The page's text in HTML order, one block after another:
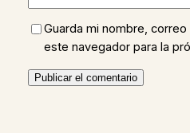
Guarda mi nombre,
este navegador para la